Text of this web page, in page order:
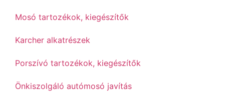
Mosó tartozékok, kiegészítők
Karcher alkatrészek
Porszívó tartozékok, kiegészítők
Önkiszolgáló autómosó javítás